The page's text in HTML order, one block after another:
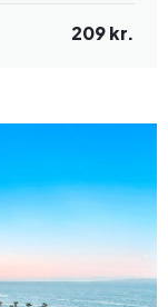
209 kr.